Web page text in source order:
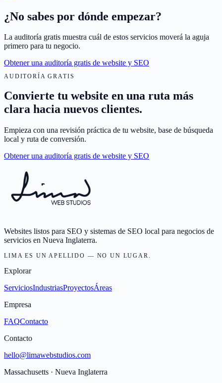
¿No sabes por dónde empezar?
La auditoría gratis muestra cuál de estos servicios moverá la aguja
primero para tu negocio.
Obtener una auditoría gratis de website y SEO
AUDITORÍA GRATIS
Convierte tu website en una ruta más
clara hacia nuevos clientes.
Empieza con una revisión práctica de tu website, base de búsqueda
local y ruta de conversión.
Obtener una auditoría gratis de website y SEO
Websites listos para SEO y sistemas de SEO local para negocios de
servicios en Nueva Inglaterra.
LIMA ES UN APELLIDO — NO UN LUGAR.
Explorar
ServiciosIndustriasProyectosÁreas
Empresa
FAQContacto
Contacto
hello@limawebstudios.com
Massachusetts · Nueva Inglaterra